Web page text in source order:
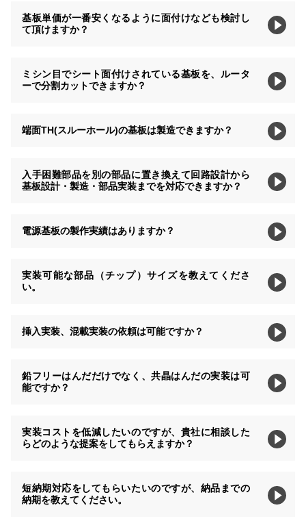
基板単価が一番安くなるように面付けなども検討し
て頂けますか？
ミシン目でシート面付けされている基板を、ルータ
ーで分割カットできますか？
端面TH(スルーホール)の基板は製造できますか？
入手困難部品を別の部品に置き換えて回路設計から
基板設計・製造・部品実装までを対応できますか？
電源基板の製作実績はありますか？
実装可能な部品（チップ）サイズを教えてくださ
い。
挿入実装、混載実装の依頼は可能ですか？
鉛フリーはんだだけでなく、共晶はんだの実装は可
能ですか？
実装コストを低減したいのですが、貴社に相談した
らどのような提案をしてもらえますか？
短納期対応をしてもらいたいのですが、納品までの
納期を教えてください。